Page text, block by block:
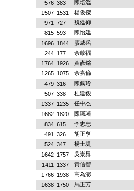
576 383
陳培溫
1507
1531
楊俊傑
971
727
魏廷仰
815 593
陳怡廷
1696
1844
廖威岳
244
177
余啟福
1764
1926
黃彥銘
1265
1075
余嘉倫
479 316
陳佩玲
507 338
杜建毅
1337
1235
任中杰
1682
1820
陳琮璿
834 615
李志忠
491
326
胡正亨
524 347
楊士堤
1642
1757
吳崇昇
1411
1337
黃信智
1766
1938
高為澎
1638
1750
馬正芳